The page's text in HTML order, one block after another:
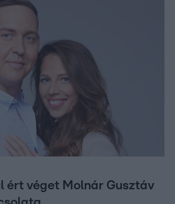
ért véget Molnár Gusztáv